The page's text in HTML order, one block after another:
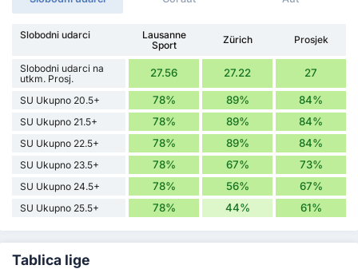
Slobodni udarci
Lausanne
Sport
Zürich Prosjek
Slobodni udarci na
utkm. Prosj.
27.56 27.22 27
SU Ukupno 20.5+ 78% 89% 84%
SU Ukupno 21.5+ 78% 89% 84%
SU Ukupno 22.5+ 78% 89% 84%
SU Ukupno 23.5+ 78% 67% 73%
SU Ukupno 24.5+ 78% 56% 67%
SU Ukupno 25.5+ 78% 44% 61%
Tablica lige